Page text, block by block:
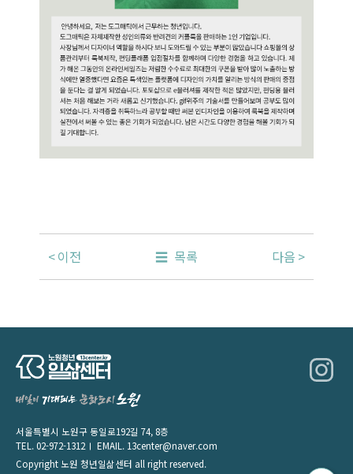
이전 목록 다음
서울특별시 노원구 동일로192길 74, 8층
TEL.02-972-1312 EMAIL. 13center@naver.com
Copyright 노원 청년일삶센터 all right reserved.